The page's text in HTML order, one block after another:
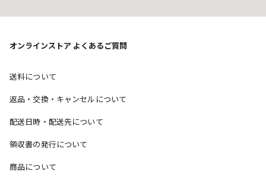
オンラインストア よくあるご質問
送料について
返品・交換・キャンセルについて
配送日時・配送先について
領収書の発行について
商品について